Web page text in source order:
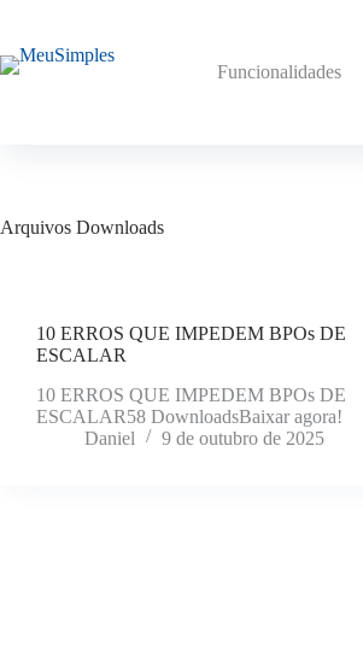
o
conteúdo
Funcionalidades
Arquivos Downloads
10 ERROS QUE IMPEDEM BPOs DE
ESCALAR
10 ERROS QUE IMPEDEM BPOs DE
ESCALAR58 DownloadsBaixar agora!
Daniel
9 de outubro de 2025